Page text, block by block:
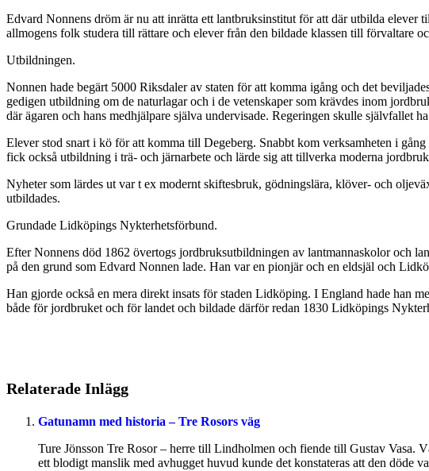
Edvard Nonnens dröm är nu att inrätta ett lantbruksinstitut för att där utbilda
allmogens folk studera till rättare och elever från den bildade klassen till förvaltare
Utbildningen.
Nonnen hade begärt 5000 Riksdaler av staten för att komma igång och det
gedigen utbildning om de naturlagar och i de vetenskaper som krävdes inom
där ägaren och hans medhjälpare själva undervisade. Regeringen skulle självfallet
Elever stod snart i kö för att komma till Degeberg. Snabbt kom verksamheten i
fick också utbildning i trä- och järnarbete och lärde sig att tillverka moderna
Nyheter som lärdes ut var t ex modernt skiftesbruk, gödningslära, klöver- och
utbildades.
Grundade Lidköpings Nykterhetsförbund.
Efter Nonnens död 1862 övertogs jordbruksutbildningen av lantmannaskolor och
på den grund som Edvard Nonnen lade. Han var en pionjär och en eldsjäl och
Han gjorde också en mera direkt insats för staden Lidköping. I England hade han
både för jordbruket och för landet och bildade därför redan 1830 Lidköpings
Relaterade Inlägg
Gatunamn med historia – Tre Rosors väg
Ture Jönsson Tre Rosor – herre till Lindholmen och fiende till Gustav
ett blodigt manslik med avhugget huvud kunde det konstateras att den döde